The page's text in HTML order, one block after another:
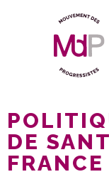
DE
FRANCE